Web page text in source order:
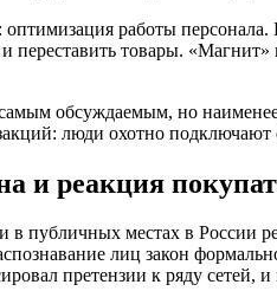
работы
переставить товары.
обсуждаемым, но
люди охотно
и реакция
в публичных местах в России
лиц закон
претензии к ряду сетей,